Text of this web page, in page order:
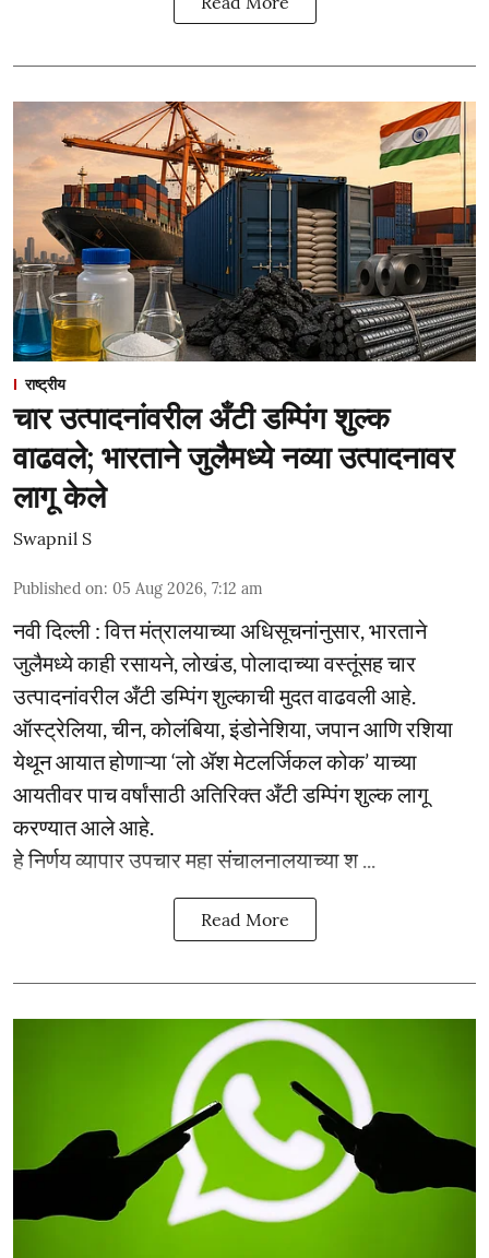
राष्ट्रीय
चार उत्पादनांवरील अँटी डम्पिंग शुल्क
वाढवले; भारताने जुलैमध्ये नव्या उत्पादनावर
लागू केले
Swapnil S
Published on: 05 Aug 2026, 7:12 am
नवी दिल्ली : वित्त मंत्रालयाच्या अधिसूचनांनुसार, भारताने
जुलैमध्ये काही रसायने, लोखंड, पोलादाच्या वस्तूंसह चार
उत्पादनांवरील अँटी डम्पिंग शुल्काची मुदत वाढवली आहे.
ऑस्ट्रेलिया, चीन, कोलंबिया, इंडोनेशिया, जपान आणि रशिया
येथून आयात होणाऱ्या ‘लो ॲश मेटलर्जिकल कोक’ याच्या
आयतीवर पाच वर्षांसाठी अतिरिक्त अँटी डम्पिंग शुल्क लागू
करण्यात आले आहे.
हे निर्णय व्यापार उपचार महा संचालनालयाच्या श ...
Read More